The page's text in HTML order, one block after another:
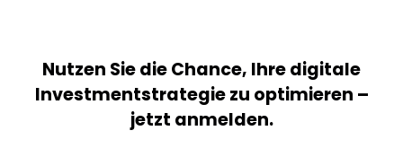
Nutzen Sie die Chance, Ihre digitale
Investmentstrategie zu optimieren –
jetzt anmelden.